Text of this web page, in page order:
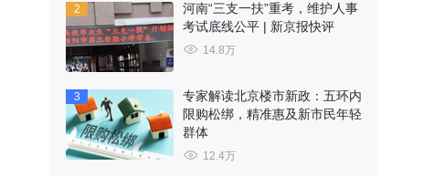
2
河南“三支一扶”重考，维护人事
考试底线公平 | 新京报快评
14.8万
3
专家解读北京楼市新政：五环内
限购松绑，精准惠及新市民年轻
群体
12.4万